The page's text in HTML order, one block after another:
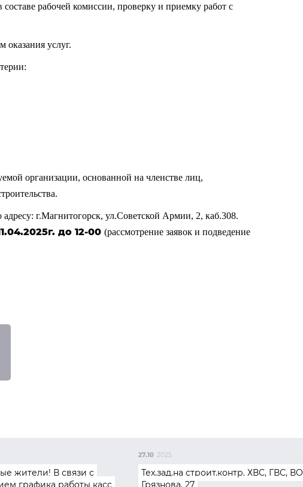
рабочей комиссии, проверку и приемку работ с
оказания услуг.
организации, основанной на членстве лиц,
г.Магнитогорск, ул.Советской Армии, 2, каб.308.
до 12-00 (рассмотрение заявок и подведение
жители! В связи с
графика работы касс
27.10 2025
Тех.зад.на строит.контр. ХВС, ГВС, ВО
Грязнова, 27